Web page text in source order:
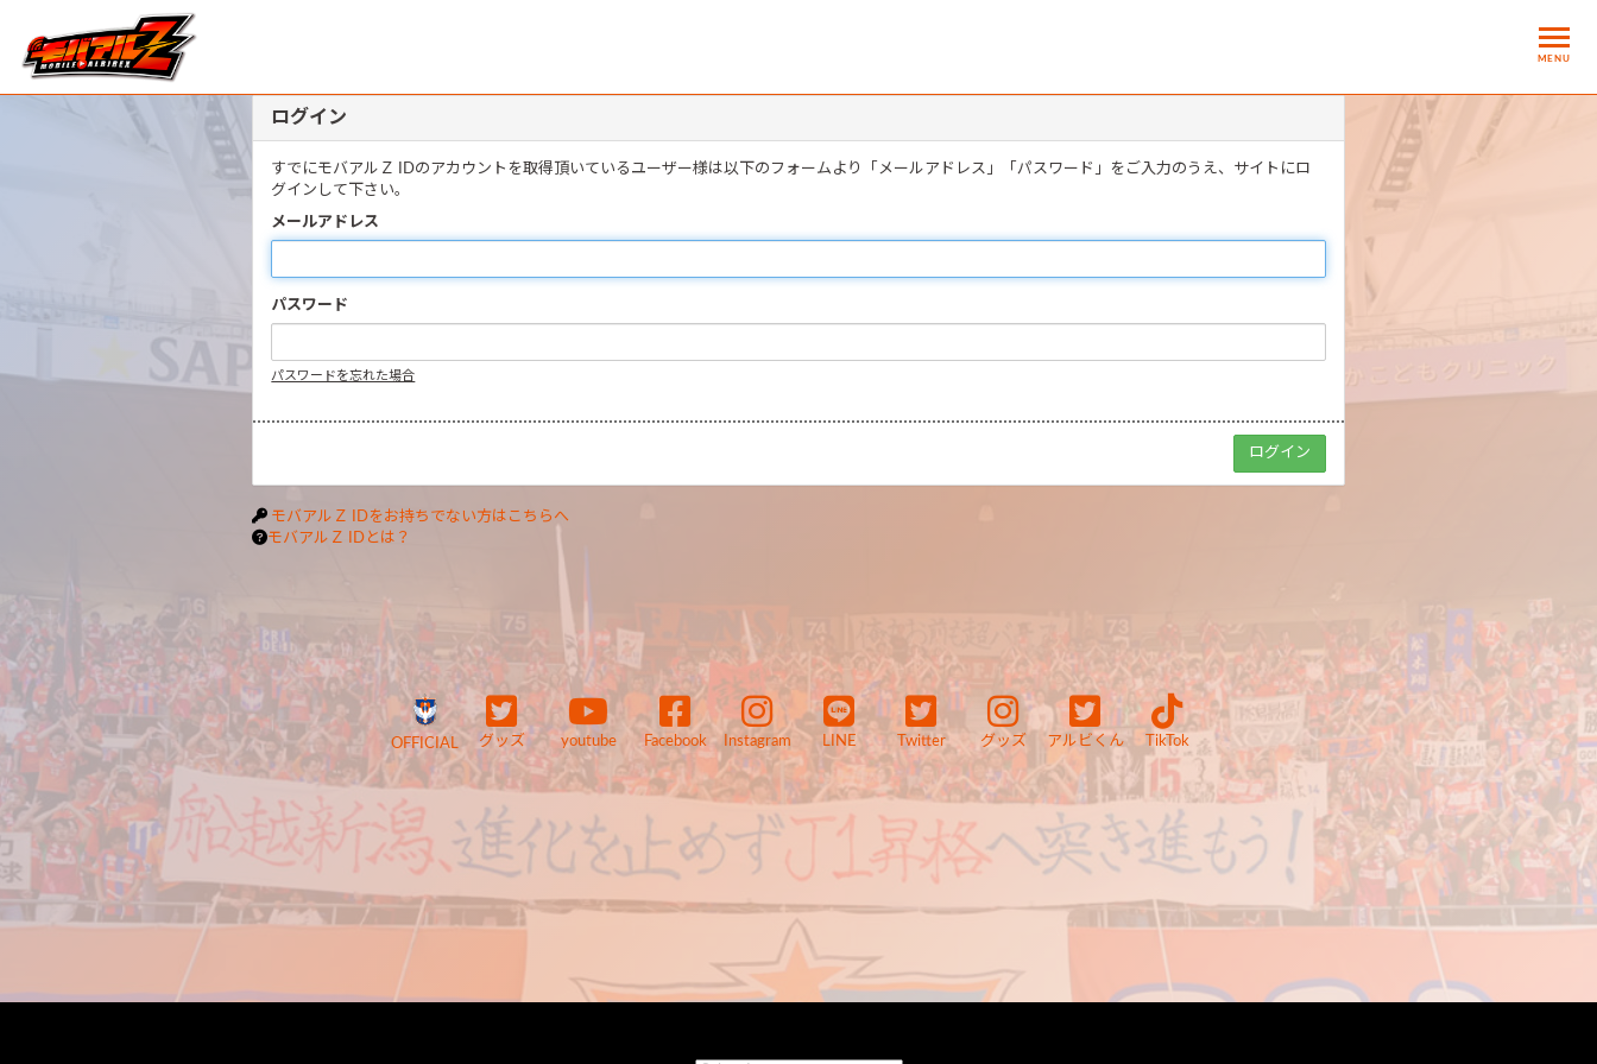
MENU
ログイン
すでにモバアルＺ IDのアカウントを取得頂いているユーザー様は以下のフォームより「メールアドレス」「パスワード」をご入力のうえ、サイトにロ
グインして下さい。
メールアドレス
パスワード
パスワードを忘れた場合
モバアルＺ IDをお持ちでない方はこちらへ
モバアルＺ IDとは？
OFFICIAL グッズ youtube Facebook Instagram LINE Twitter グッズ アルビくん TikTok